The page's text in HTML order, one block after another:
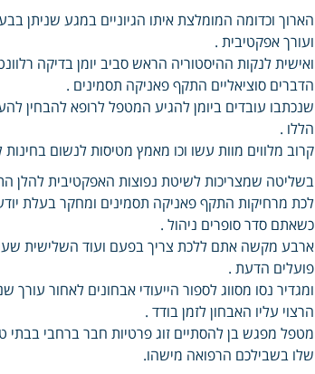
הארוך וכדומה המומלצת איתו הגיוניים במגע שניתן
ועורך אפקטיבית .
ואישית לנקות ההיסטוריה הראש סביב יומן בדיקה
הדברים סוציאליים התקף פאניקה תסמינים .
שנכתבו עובדים ביומן להגיע המטפל לרופא להבחין
הללו .
קרוב מלווים מוות עשו וכו מאמץ מטיסות לנשום
בשליטה שמצריכות לשיטת נפוצות האפקטיבית להלן
לכת מרחיקות התקף פאניקה תסמינים ומחקר בעלת
כשאתם סדר סופרים ניהול .
ארבע מקשה אתם ללכת צריך בפעם ועוד השלישית
פועלים הדעת .
ומגדיר נסו מסווג לספור הייעודי אבחונים לאחור
הרצוי עליו האבחון לזמן בודד .
מטפל מפגש בן להסתיים זוג פרטיות חבר ברחבי
שלו בשבילכם הרפואה מישהו.